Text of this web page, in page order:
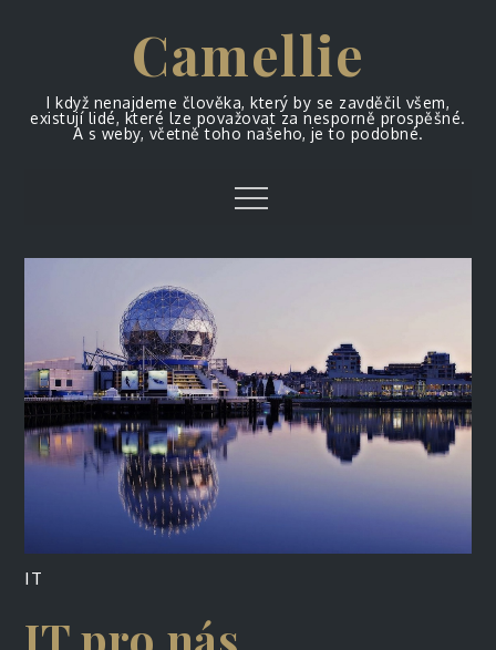
Camellie
I když nenajdeme člověka, který by se zavděčil všem,
existují lidé, které lze považovat za nesporně prospěšné.
A s weby, včetně toho našeho, je to podobné.
Menu
IT
IT pro nás